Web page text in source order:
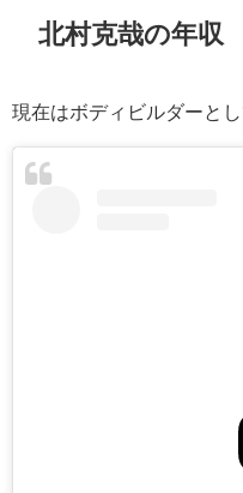
北村克哉の年収
現在はボディビルダーと